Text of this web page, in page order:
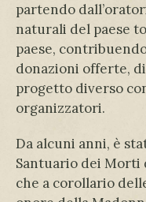
partendo
naturali del paese
paese,
donazioni offerte,
progetto diverso
organizzatori.
Da alcuni anni, è
Santuario dei Morti
che a corollario